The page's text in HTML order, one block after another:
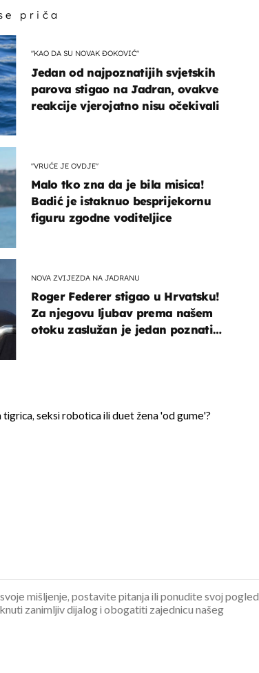
priča
"KAO DA SU NOVAK ĐOKOVIĆ"
Jedan od najpoznatijih svjetskih
parova stigao na Jadran, ovakve
reakcije vjerojatno nisu očekivali
"VRUĆE JE OVDJE"
Malo tko zna da je bila misica!
Badić je istaknuo besprijekornu
figuru zgodne voditeljice
NOVA ZVIJEZDA NA JADRANU
Roger Federer stigao u Hrvatsku!
Za njegovu ljubav prema našem
otoku zaslužan je jedan poznati
tigrica, seksi robotica ili duet žena 'od gume'?
mišljenje, postavite pitanja ili ponudite svoj pogled
zanimljiv dijalog i obogatiti zajednicu našeg